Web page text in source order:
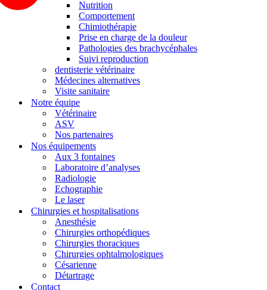
Nutrition
Comportement
Chimiothérapie
Prise en charge de la douleur
Pathologies des brachycéphales
Suivi reproduction
dentisterie vétérinaire
Médecines alternatives
Visite sanitaire
Notre équipe
Vétérinaire
ASV
Nos partenaires
Nos équipements
Aux 3 fontaines
Laboratoire d’analyses
Radiologie
Echographie
Le laser
Chirurgies et hospitalisations
Anesthésie
Chirurgies orthopédiques
Chirurgies thoraciques
Chirurgies ophtalmologiques
Césarienne
Détartrage
Contact